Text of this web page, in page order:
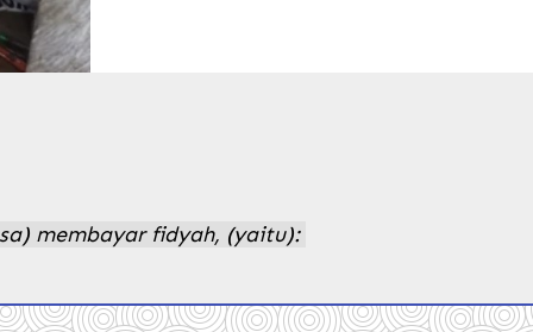
membayar fidyah, (yaitu):